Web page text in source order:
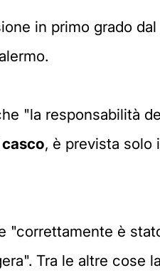
in primo grado
"la responsabilità
, è prevista solo
"correttamente è
Tra le altre cose